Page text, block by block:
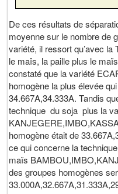
De ces résultats de
moyenne sur le nombre de
variété, il ressort qu’avec
le maïs, la paille plus le
constaté que la variété
homogène la plus élevée
34.667A,34.333A. Tandis
technique du soja plus la
homogène était de
ce qui concerne la
maïs
des groupes homogènes